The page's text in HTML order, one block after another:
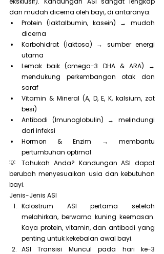
dan mudah dicerna oleh bayi, di antaranya:
Protein (laktalbumin, kasein) → mudah
dicerna
Karbohidrat (laktosa) → sumber energi
utama
Lemak baik (omega-3 DHA & ARA) →
mendukung perkembangan otak dan
saraf
Vitamin & Mineral (A, D, E, K, kalsium, zat
besi)
Antibodi (Imunoglobulin) → melindungi
dari infeksi
Hormon & Enzim → membantu
pertumbuhan optimal
💡 Tahukah Anda? Kandungan ASI dapat
berubah menyesuaikan usia dan kebutuhan
bayi.
Jenis-Jenis ASI
Kolostrum ASI pertama setelah
melahirkan, berwarna kuning keemasan.
Kaya protein, vitamin, dan antibodi yang
penting untuk kekebalan awal bayi.
ASI Transisi Muncul pada hari ke-3